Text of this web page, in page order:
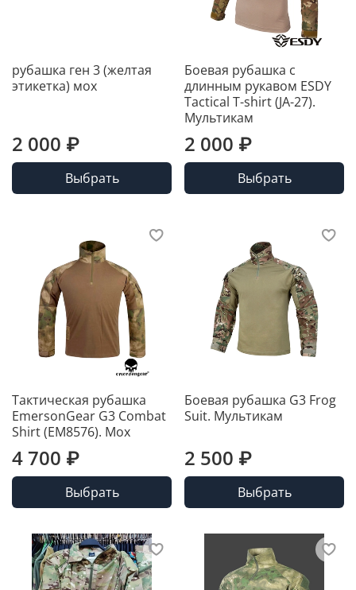
рубашка ген 3 (желтая
этикетка) мох
2 000 ₽
Выбрать
Боевая рубашка с
длинным рукавом ESDY
Tactical T-shirt (JA-27).
Мультикам
2 000 ₽
Выбрать
Тактическая рубашка
EmersonGear G3 Combat
Shirt (EM8576). Мох
4 700 ₽
Выбрать
Боевая рубашка G3 Frog
Suit. Мультикам
2 500 ₽
Выбрать